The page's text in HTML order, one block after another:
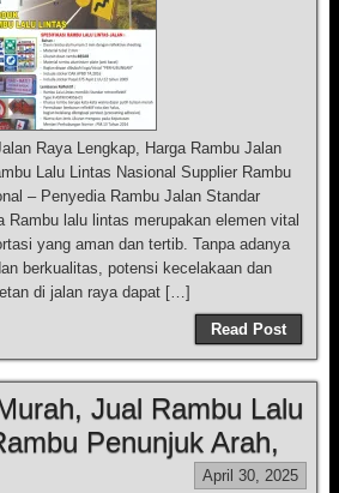
Raya Lengkap, Harga Rambu Jalan
Lalu Lintas Nasional Supplier Rambu
– Penyedia Rambu Jalan Standar
Rambu lalu lintas merupakan elemen vital
yang aman dan tertib. Tanpa adanya
berkualitas, potensi kecelakaan dan
di jalan raya dapat […]
Read Post
Jual Rambu Lalu
Penunjuk Arah,
April 30, 2025